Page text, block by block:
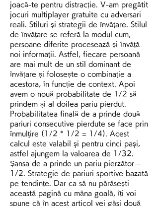
joacă-te pentru distracție. V-am pregătit
jocuri multiplayer gratuite cu adversari
reali. Stiluri și strategii de învățare. Stilul
de învățare se referă la modul cum,
persoane diferite procesează și învăță
noi informații. Astfel, fiecare persoană
are mai mult de un stil dominant de
învățare și folosește o combinație a
acestora, în funcție de context. Apoi
avem o nouă probabilitate de 1/2 să
prindem şi al doilea pariu pierdut.
Probabilitatea finală de a prinde două
pariuri consecutive pierdute se face prin
înmulţire (1/2 * 1/2 = 1/4). Acest
calcul este valabil şi pentru cinci paşi,
astfel ajungem la valoarea de 1/32.
Șansa de a prinde un pariu pierzător –
1/2. Strategie de pariuri sportive bazată
pe tendințe. Dar ca să nu părăsești
această pagină cu mâna goală, îți voi
spune că în acest articol vei găsi două